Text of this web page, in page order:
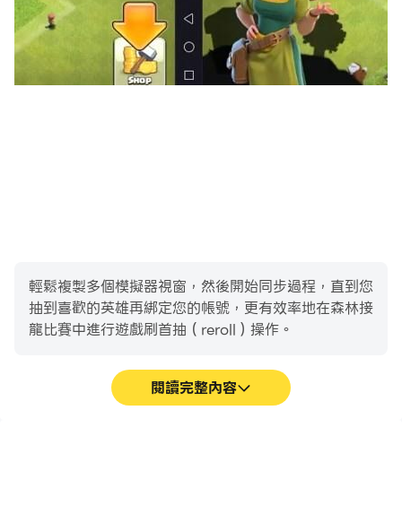
輕鬆複製多個模擬器視窗，然後開始同步過程，直到您
抽到喜歡的英雄再綁定您的帳號，更有效率地在森林接
龍比賽中進行遊戲刷首抽（reroll）操作。
閱讀完整內容